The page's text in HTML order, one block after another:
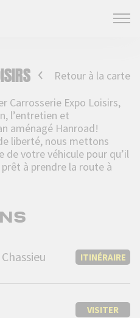
Retour à la carte
Carrosserie Expo Loisirs,
l’entretien et
aménagé Hanroad!
liberté, nous mettons
de votre véhicule pour qu’il
à prendre la route à
ITINÉRAIRE
VISITER